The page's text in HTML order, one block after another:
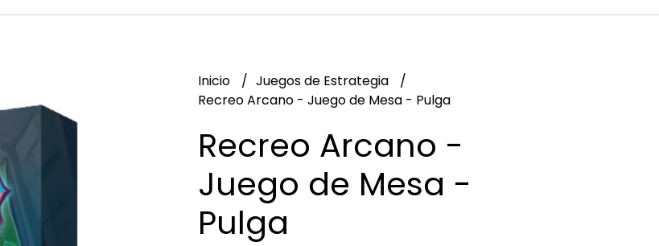
Inicio
Juegos de Estrategia
Recreo Arcano - Juego de Mesa - Pulga
Recreo Arcano -
Juego de Mesa -
Pulga